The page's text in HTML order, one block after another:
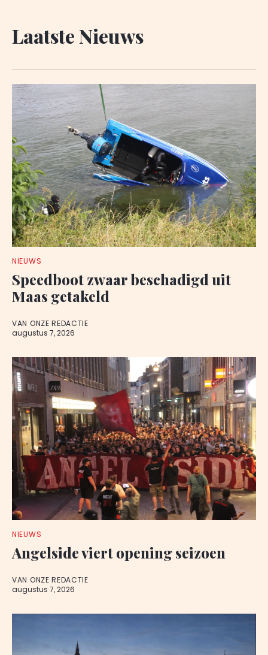
Laatste Nieuws
NIEUWS
Speedboot zwaar beschadigd uit
Maas getakeld
VAN ONZE REDACTIE
augustus 7, 2026
NIEUWS
Angelside viert opening seizoen
VAN ONZE REDACTIE
augustus 7, 2026